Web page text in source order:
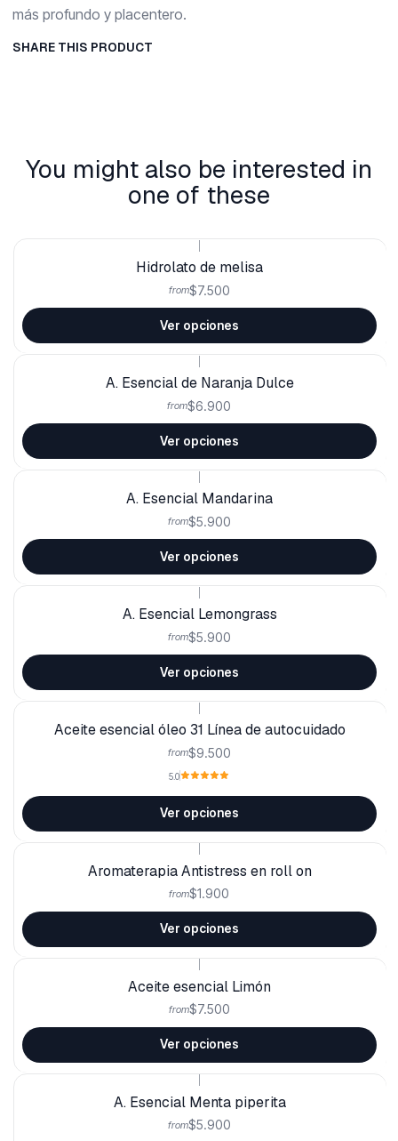
más profundo y placentero.
SHARE THIS PRODUCT
You might also be interested in
one of these
Hidrolato de melisa
from$7.500
Ver opciones
A. Esencial de Naranja Dulce
from$6.900
Ver opciones
A. Esencial Mandarina
from$5.900
Ver opciones
A. Esencial Lemongrass
from$5.900
Ver opciones
Aceite esencial óleo 31 Línea de autocuidado
from$9.500
5.0
Ver opciones
Aromaterapia Antistress en roll on
from$1.900
Ver opciones
Aceite esencial Limón
from$7.500
Ver opciones
A. Esencial Menta piperita
from$5.900